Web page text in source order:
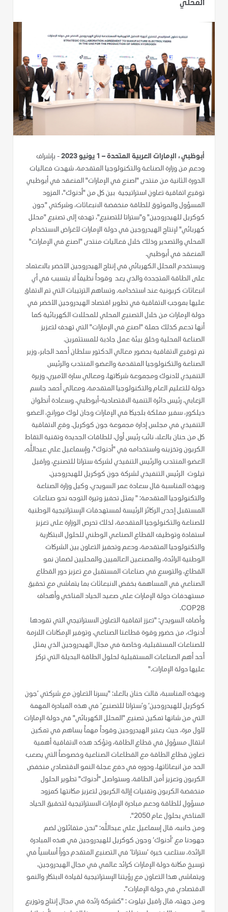
المحلي
أبوظبي ، الإمارات العربية المتحدة – 1 يونيو 2023
- بإشراف
ودعم من وزارة الصناعة والتكنولوجيا المتقدمة، شهدت فعاليات
الدورة الثانية من منتدى "اصنع في الإمارات" المنعقد في أبوظبي
توقيع اتفاقية تعاون استراتيجية بين كل من "أدنوك"، المزود
المسؤول والموثوق للطاقة منخفضة الانبعاثات، وشركتي "جون
كوكريل للهيدروجين" و"ستراتا للتصنيع"، تهدف إلى تصنيع "محلل
كهربائي" لإنتاج الهيدروجين في دولة الإمارات لأغراض الاستخدام
المحلي والتصدير وذلك خلال فعاليات منتدى "اصنع في الإمارات"
المنعقد في أبوظبي.
ويستخدم المحلل الكهربائي في إنتاج الهيدروجين الأخضر بالاعتماد
على الطاقة المتجددة والذي يعد وقوداً نظيفاً لا يتسبب في أي
انبعاثات كربونية عند استخدامه. وتساهم الترتيبات التي تم الاتفاق
عليها بموجب الاتفاقية في تطوير اقتصاد الهيدروجين الأخضر في
دولة الإمارات من خلال التصنيع المحلي للمحللات الكهربائية كما
أنها تدعم كذلك حملة "اصنع في الإمارات" التي تهدف لتعزيز
الصناعة المحلية وخلق بيئة عمل جاذبة للمستثمرين.
تم توقيع الاتفاقية بحضور معالي الدكتور سلطان أحمد الجابر، وزير
الصناعة والتكنولوجيا المتقدمة والعضو المنتدب والرئيس
التنفيذي لأدنوك ومجموعة شركاتها، ومعالي سارة الأميري، وزيرة
دولة للتعليم العام والتكنولوجيا المتقدمة، ومعالي أحمد جاسم
الزعابي، رئيس دائرة التنمية الاقتصادية-أبوظبي، وسعادة أنطوان
ديلكور، سفير مملكة بلجيكا في الإمارات وجان لوك مورانج، العضو
التنفيذي في مجلس إدارة مجموعة جون كوكريل. وقع الاتفاقية
كل من حنان بالعلا، نائب رئيس أول، للطاقات الجديدة وتقنية التقاط
الكربون وتخزينه واستخدامه في "أدنوك"، وإسماعيل علي عبدالله،
العضو المنتدب والرئيس التنفيذي لشركة ستراتا للتصنيع، ورافيل
تيلوت الرئيس التنفيذي لشركة جون كوكريل للهيدروجين.
وبهذه المناسبة قال سعادة عمر السويدي، وكيل وزارة الصناعة
والتكنولوجيا المتقدمة: " يمثل تحفيز وتيرة التوجه نحو صناعات
المستقبل إحدى الركائز الرئيسة لمستهدفات الإستراتيجية الوطنية
للصناعة والتكنولوجيا المتقدمة، لذلك تحرص الوزارة على تعزيز
استفادة وتوظيف القطاع الصناعي الوطني للحلول الابتكارية
والتكنولوجيا المتقدمة، ودعم وتحفيز التعاون بين الشركات
الوطنية الرائدة، والمصنعين العالميين والمحليين لضمان نمو
القطاع، والتوسع في صناعات المستقبل مع تعزيز دور القطاع
الصناعي في المساهمة بخفض الانبعاثات بما يتماشى مع تحقيق
مستهدفات دولة الإمارات على صعيد الحياد المناخي وأهداف
COP28.
وأضاف السويدي: "تعزز اتفاقية التعاون الاستراتيجي التي تقودها
أدنوك، من حضور وقوة قطاعنا الصناعي، وتوفير الإمكانات اللازمة
للصناعات المستقبلية، وخاصة في مجال الهيدروجين الذي يمثل
أحد أهم الصناعات المستقبلية لحلول الطاقة البديلة التي تركز
عليها دولة الإمارات."
وبهذه المناسبة، قالت حنان بالعلا: "يسرنا التعاون مع شركتي ’جون
كوكريل للهيدروجين‘ و’ستراتا للتصنيع‘ في هذه المبادرة المهمة
التي من شانها تمكين تصنيع "المحلل الكهربائي" في دولة الإمارات
لأول مرة، حيث يعتبر الهيدروجين وقوداً مهماً يساهم في تمكين
انتقال مسؤول في قطاع الطاقة، وتؤكد هذه الاتفاقية أهمية
تعاون قطاع الطاقة مع القطاعات الصناعية وخصوصاً التي يصعب
الحد من انبعاثاتها، ودوره في دفع عجلة النمو الاقتصادي منخفض
الكربون وتعزيز أمن الطاقة. وستواصل "أدنوك" تطوير الحلول
منخفضة الكربون وتقنيات إزالة الكربون لتعزيز مكانتها كمزود
مسؤول للطاقة ودعم مبادرة الإمارات الاستراتيجية لتحقيق الحياد
المناخي بحلول عام 2050".
ومن جانبه، قال إسماعيل علي عبدالله: "نحن متفائلون لضم
جهودنا مع ’أدنوك‘ وجون كوكريل للهيدروجين في هذه المبادرة
الرائدة. ستلعب خبرة ’ستراتا‘ في التصنيع المتقدم دوراً أساسياً في
ترسيخ مكانة دولة الإمارات كرائد عالمي في مجال الهيدروجين،
ويتماشى هذا التعاون مع رؤيتنا الإستراتيجية لقيادة الابتكار والنمو
الاقتصادي في دولة الإمارات".
ومن جهته، قال رافيل تيلوت : "كشركة رائدة في مجال إنتاج وتوزيع